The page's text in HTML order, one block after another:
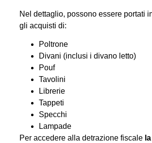
Nel dettaglio, possono essere portati
gli acquisti di:
Poltrone
Divani (inclusi i divano letto)
Pouf
Tavolini
Librerie
Tappeti
Specchi
Lampade
Per accedere alla detrazione fiscale